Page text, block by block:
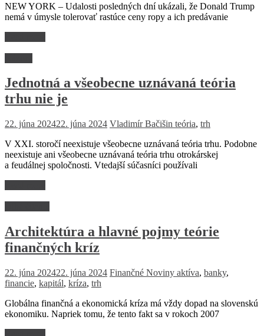
NEW YORK – Udalosti posledných dní ukázali, že Donald Trump
nemá v úmysle tolerovať rastúce ceny ropy a ich predávanie
Jednotná a všeobecne uznávaná teória
trhu nie je
22. júna 202422. júna 2024 Vladimír Bačišin teória, trh
V XXI. storočí neexistuje všeobecne uznávaná teória trhu. Podobne
neexistuje ani všeobecne uznávaná teória trhu otrokárskej
a feudálnej spoločnosti. Vtedajší súčasníci používali
Architektúra a hlavné pojmy teórie
finančných kríz
22. júna 202422. júna 2024 Finančné Noviny aktíva, banky,
financie, kapitál, kríza, trh
Globálna finančná a ekonomická kríza má vždy dopad na slovenskú
ekonomiku. Napriek tomu, že tento fakt sa v rokoch 2007